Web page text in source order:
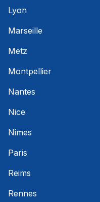
Lyon
Marseille
Metz
Montpellier
Nantes
Nice
Nimes
Paris
Reims
Rennes